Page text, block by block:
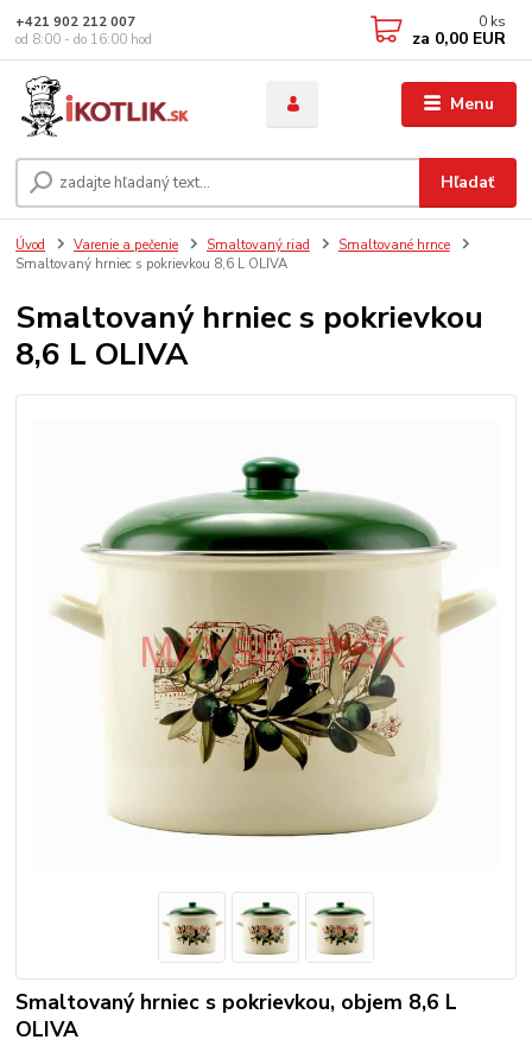
Menu
Hľadať
+421 902 212 007
od 8:00 - do 16:00 hod
0 ks
za 0,00 EUR
Úvod Varenie a pečenie Smaltovaný riad
Smaltované hrnce
Smaltovaný hrniec s pokrievkou 8,6 L OLIVA
Smaltovaný hrniec s pokrievkou
8,6 L OLIVA
Smaltovaný hrniec s pokrievkou, objem 8,6 L
OLIVA